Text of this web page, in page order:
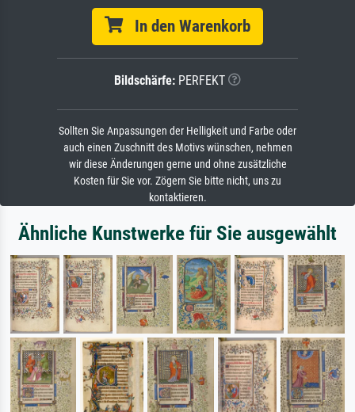
In den Warenkorb
Bildschärfe: PERFEKT
Sollten Sie Anpassungen der Helligkeit und Farbe oder
auch einen Zuschnitt des Motivs wünschen, nehmen
wir diese Änderungen gerne und ohne zusätzliche
Kosten für Sie vor. Zögern Sie bitte nicht, uns zu
kontaktieren.
Ähnliche Kunstwerke für Sie ausgewählt